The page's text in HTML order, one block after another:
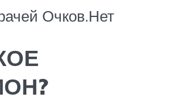
Очков.Нет